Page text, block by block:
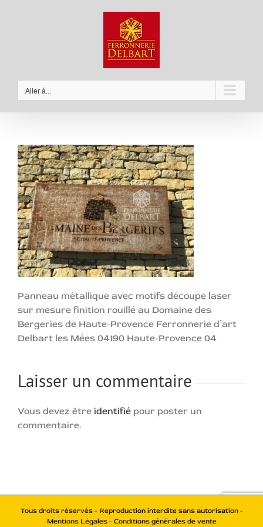
Aller à...
Panneau métallique avec motifs découpe laser
sur mesure finition rouillé au Domaine des
Bergeries de Haute-Provence Ferronnerie d’art
Delbart les Mées 04190 Haute-Provence 04
Laisser un commentaire
Vous devez être identifié pour poster un
commentaire.
Tous droits réservés - Reproduction interdite sans autorisation -
Mentions Légales - Conditions générales de vente